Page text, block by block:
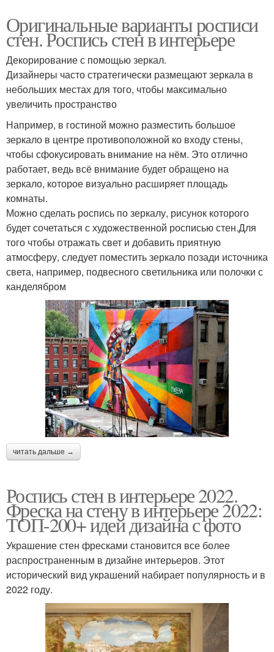
Оригинальные варианты росписи
стен. Роспись стен в интерьере
Декорирование с помощью зеркал.
Дизайнеры часто стратегически размещают зеркала в
небольших местах для того, чтобы максимально
увеличить пространство
Например, в гостиной можно разместить большое
зеркало в центре противоположной ко входу стены,
чтобы сфокусировать внимание на нём. Это отлично
работает, ведь всё внимание будет обращено на
зеркало, которое визуально расширяет площадь
комнаты.
Можно сделать роспись по зеркалу, рисунок которого
будет сочетаться с художественной росписью стен.Для
того чтобы отражать свет и добавить приятную
атмосферу, следует поместить зеркало позади источника
света, например, подвесного светильника или полочки с
канделябром
читать дальше →
Роспись стен в интерьере 2022.
Фреска на стену в интерьере 2022:
ТОП-200+ идей дизайна с фото
Украшение стен фресками становится все более
распространенным в дизайне интерьеров. Этот
исторический вид украшений набирает популярность и в
2022 году.